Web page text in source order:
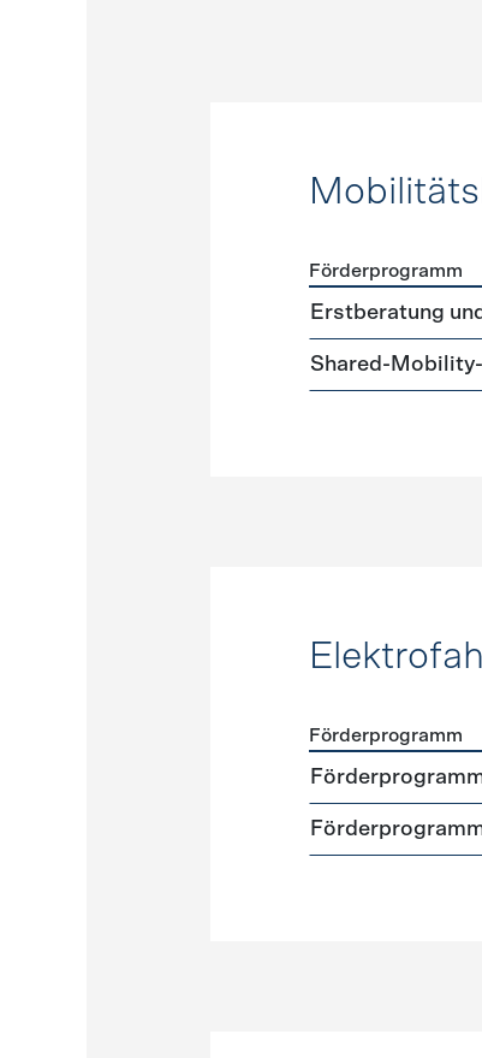
Förderprogramme
Förderprogramm
Erstberatung
Shared-
Förderprogramme
Förderprogramm